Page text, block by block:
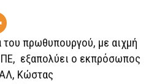
πρωθυπουργού, με αιχμή
εξαπολύει ο εκπρόσωπος
Κώστας